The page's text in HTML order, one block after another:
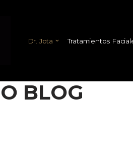
Dr. Jota Tratamientos
BLOG